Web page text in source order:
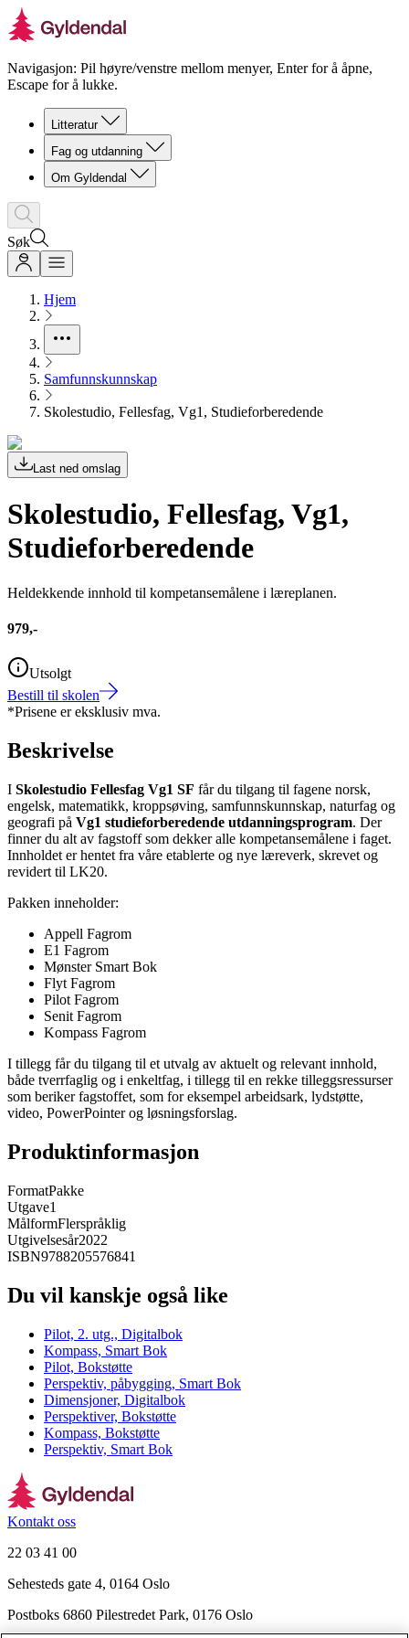
Navigasjon: Pil høyre/venstre mellom menyer, Enter for å åpne,
Escape for å lukke.
Litteratur
Fag og utdanning
Om Gyldendal
Søk
Hjem
Samfunnskunnskap
Skolestudio, Fellesfag, Vg1, Studieforberedende
Last ned omslag
Skolestudio, Fellesfag, Vg1,
Studieforberedende
Heldekkende innhold til kompetansemålene i læreplanen.
979,-
Utsolgt
Bestill til skolen
*Prisene er eksklusiv mva.
Beskrivelse
I Skolestudio Fellesfag Vg1 SF får du tilgang til fagene norsk,
engelsk, matematikk, kroppsøving, samfunnskunnskap, naturfag og
geografi på Vg1 studieforberedende utdanningsprogram. Der
finner du alt av fagstoff som dekker alle kompetansemålene i faget.
Innholdet er hentet fra våre etablerte og nye læreverk, skrevet og
revidert til LK20.
Pakken inneholder:
Appell Fagrom
E1 Fagrom
Mønster Smart Bok
Flyt Fagrom
Pilot Fagrom
Senit Fagrom
Kompass Fagrom
I tillegg får du tilgang til et utvalg av aktuelt og relevant innhold,
både tverrfaglig og i enkeltfag, i tillegg til en rekke tilleggsressurser
som beriker fagstoffet, som for eksempel arbeidsark, lydstøtte,
video, PowerPointer og løsningsforslag.
Produktinformasjon
FormatPakke
Utgave1
MålformFlerspråklig
Utgivelsesår2022
ISBN9788205576841
Du vil kanskje også like
Pilot, 2. utg., Digitalbok
Kompass, Smart Bok
Pilot, Bokstøtte
Perspektiv, påbygging, Smart Bok
Dimensjoner, Digitalbok
Perspektiver, Bokstøtte
Kompass, Bokstøtte
Perspektiv, Smart Bok
Kontakt oss
22 03 41 00
Sehesteds gate 4, 0164 Oslo
Postboks 6860 Pilestredet Park, 0176 Oslo